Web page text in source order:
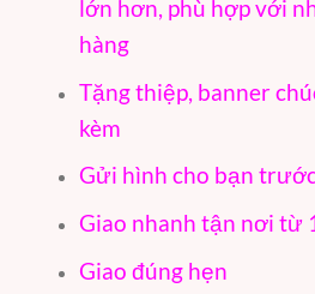
lớn hơn, phù hợp với
hàng
Tặng thiệp, banner
kèm
Gửi hình cho bạn
Giao nhanh tận nơi từ
Giao đúng hẹn